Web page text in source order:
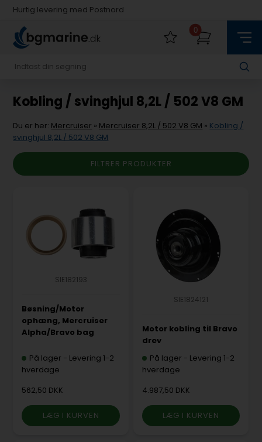
Hurtig levering med Postnord
Hurtig levering med Postnord
0
Kobling / svinghjul 8,2L / 502 V8 GM
Du er her: Mercruiser » Mercruiser 8,2L / 502 V8 GM » Kobling /
svinghjul 8,2L / 502 V8 GM
FILTRER PRODUKTER
SIE182193
Bøsning/Motor
ophæng, Mercruiser
Alpha/Bravo bag
På lager - Levering 1-2
hverdage
562,50 DKK
SIE1824121
Motor kobling til Bravo
drev
På lager - Levering 1-2
hverdage
4.987,50 DKK